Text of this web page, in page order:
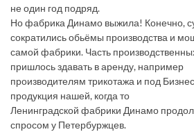
не один год подряд.
Но фабрика Динамо выжила! Конечно,
сократились обьёмы производства и
самой фабрики. Часть
пришлось здавать в аренду, например
производителям трикотажа и под
продукция нашей, когда то
Ленинградской фабрики Динамо
спросом у Петербуржцев.